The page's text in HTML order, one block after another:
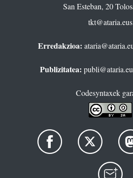
San Esteban, 20
tkt@ataria.eus
Erredakzioa:
Publizitatea:
Codesyntaxek